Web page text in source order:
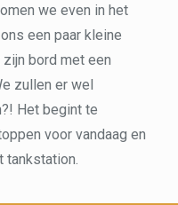
we even in het
een paar kleine
bord met een
zullen er wel
Het begint te
voor vandaag en
tankstation.